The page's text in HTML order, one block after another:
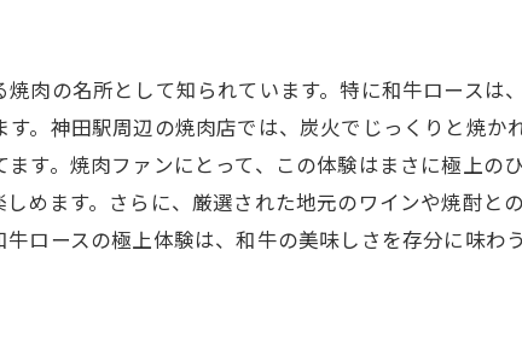
焼肉の真髄を味わう神田駅の炭火焼
神田駅で楽しむ香り豊かな和牛ロース
炭火の魔法がかかる和牛ロース体験
神田駅での焼肉が叶える至福のひととき
和牛ロースが奏でる至福のとき神田駅の焼肉体験
肉の名所として知られています。特に和牛ロースは
。神田駅周辺の焼肉店では、炭火でじっくりと焼か
す。焼肉ファンにとって、この体験はまさに極上の
めます。さらに、厳選された地元のワインや焼酎と
ロースの極上体験は、和牛の美味しさを存分に味わ